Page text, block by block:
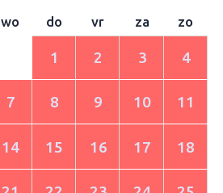
wo do vr za zo
1 2 3 4
7 8 9 10 11
14 15 16 17 18